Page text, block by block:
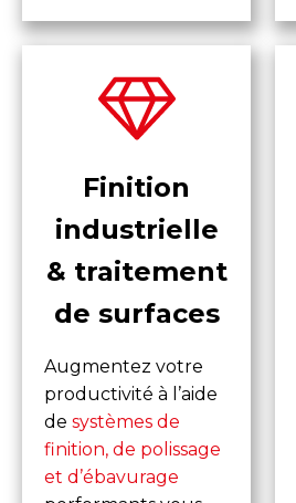
Finition
industrielle
& traitement
de surfaces
Augmentez votre
productivité à l’aide
de systèmes de
finition, de polissage
et d’ébavurage